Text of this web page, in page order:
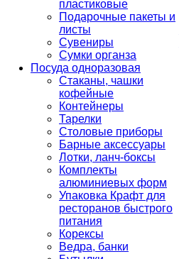
пластиковые
Подарочные пакеты и
листы
Сувениры
Сумки органза
Посуда одноразовая
Стаканы, чашки
кофейные
Контейнеры
Тарелки
Столовые приборы
Барные аксессуары
Лотки, ланч-боксы
Комплекты
алюминиевых форм
Упаковка Крафт для
ресторанов быстрого
питания
Корексы
Ведра, банки